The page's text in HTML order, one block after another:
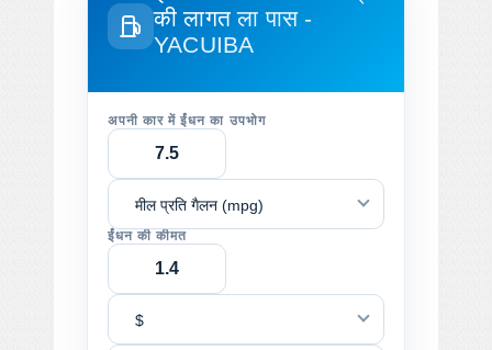
की लागतला पास -
YACUIBA
अपनी कार में ईंधन का उपभोग
मील प्रति गैलन (mpg)
ईंधन की कीमत
$